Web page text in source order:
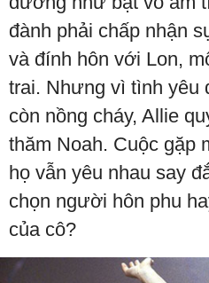
đành phải chấp nhận
và đính hôn với Lon,
trai. Nhưng vì tình yêu
còn nồng cháy, Allie
thăm Noah. Cuộc gặp
họ vẫn yêu nhau say
chọn người hôn phu
của cô?